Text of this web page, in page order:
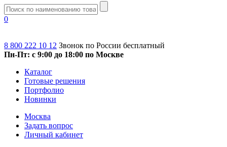
0
8 800 222 10 12 Звонок по России бесплатный
Пн-Пт: с 9:00 до 18:00 по Москве
Каталог
Готовые решения
Портфолио
Новинки
Москва
Задать вопрос
Личный кабинет